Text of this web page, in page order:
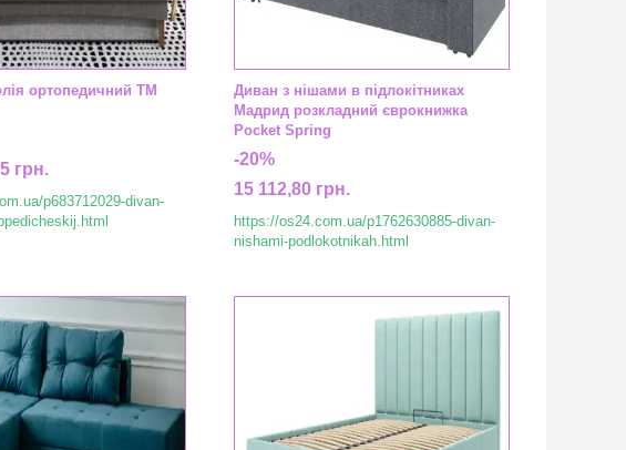
ортопедичний ТМ
грн.
p683712029-divan-
Диван з нішами в підлокітниках
Мадрид розкладний єврокнижка
Pocket Spring
-20%
15 112,80 грн.
https://os24.com.ua/p1762630885-divan-
nishami-podlokotnikah.html